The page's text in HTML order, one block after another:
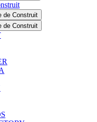
de Construit
de Construit